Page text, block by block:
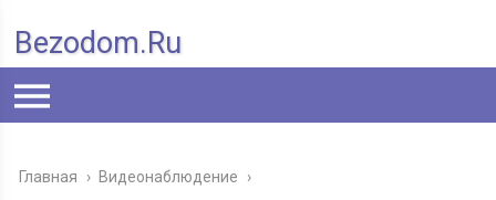
Bezodom.ru
Главная › Видеонаблюдение ›